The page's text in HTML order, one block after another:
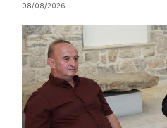
08/08/2026